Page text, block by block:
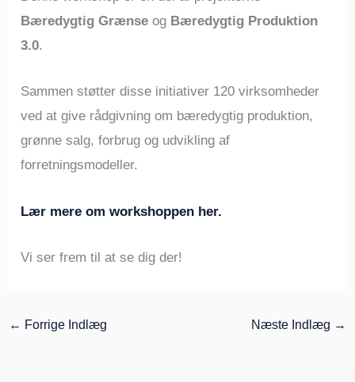
Bæredygtig Grænse og Bæredygtig Produktion
3.0.
Sammen støtter disse initiativer 120 virksomheder
ved at give rådgivning om bæredygtig produktion,
grønne salg, forbrug og udvikling af
forretningsmodeller.
Lær mere om workshoppen her.
Vi ser frem til at se dig der!
← Forrige Indlæg Næste Indlæg →